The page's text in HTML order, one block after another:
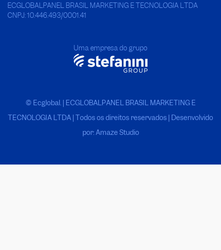
ECGLOBALPANEL BRASIL MARKETING E TECNOLOGIA LTDA
CNPJ: 10.446.493/0001.41
Uma empresa do grupo
© Ecglobal. | ECGLOBALPANEL BRASIL MARKETING E
TECNOLOGIA LTDA | Todos os direitos reservados | Desenvolvido
por: Amaze Studio